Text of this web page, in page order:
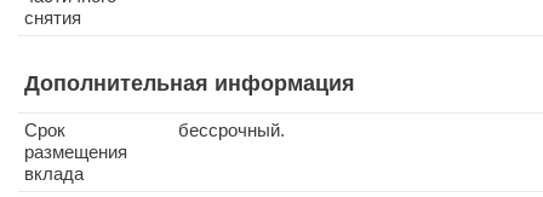
снятия
Дополнительная информация
Срок
размещения
вклада
бессрочный.